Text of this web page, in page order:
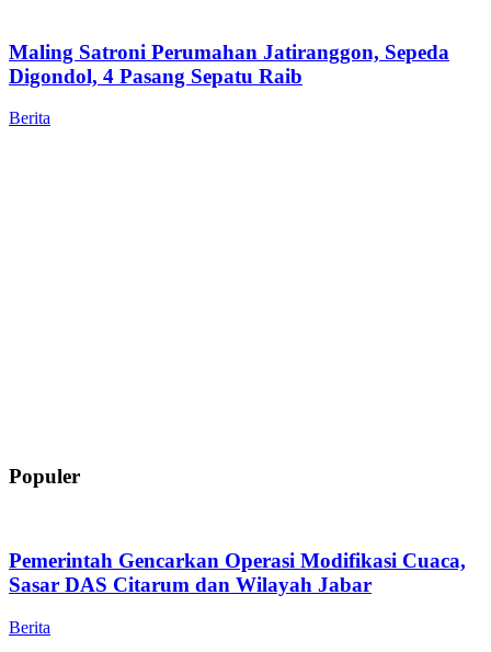
Maling Satroni Perumahan Jatiranggon, Sepeda
Digondol, 4 Pasang Sepatu Raib
Berita
Populer
Pemerintah Gencarkan Operasi Modifikasi Cuaca,
Sasar DAS Citarum dan Wilayah Jabar
Berita